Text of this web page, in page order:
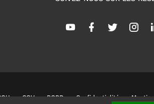
CGV RGPD Confidentialité